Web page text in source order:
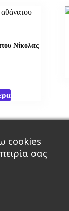
Νίκολας
- A
cookies
σας